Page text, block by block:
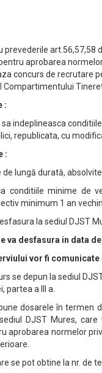
prevederile art.56,57,58
aprobarea
concurs de recrutare
Compartimentului
:
indeplineasca
republicata, cu
:
de lungă durată,
conditiile minime de
minimum 1 an
la sediul DJST
va desfasura in data
vor fi
se depun la sediul
partea a III a.
dosarele în termen
DJST Mures,
aprobarea normelor
se pot obtine la nr. de